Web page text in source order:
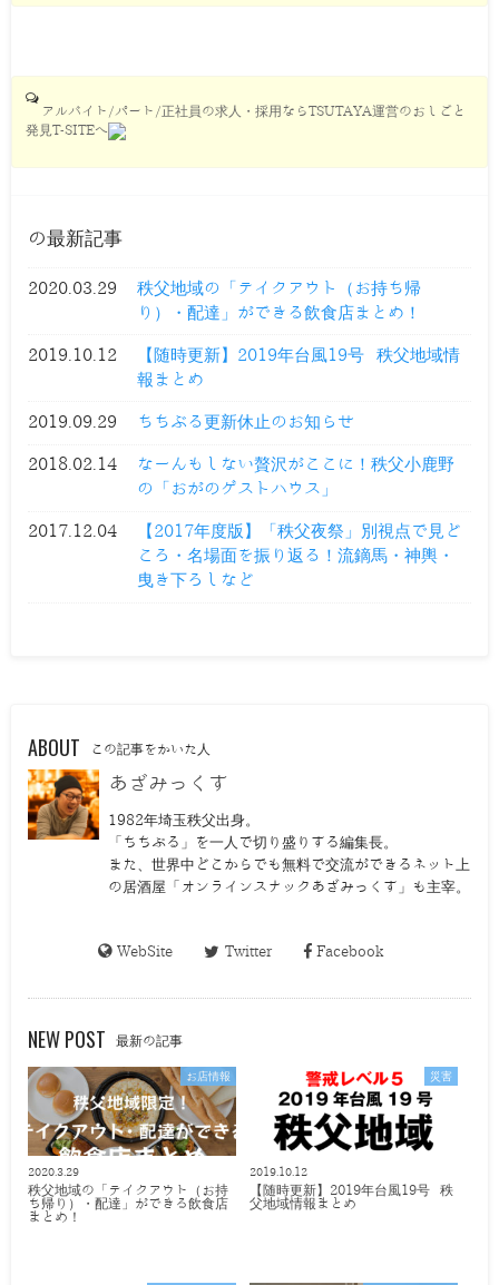
アルバイト/パート/正社員の求人・採用ならTSUTAYA運営のおしごと
発見T-SITEへ
の最新記事
2020.03.29
秩父地域の「テイクアウト（お持ち帰
り）・配達」ができる飲食店まとめ！
2019.10.12
【随時更新】2019年台風19号 秩父地域情
報まとめ
2019.09.29 ちちぶる更新休止のお知らせ
2018.02.14
なーんもしない贅沢がここに！秩父小鹿野
の「おがのゲストハウス」
2017.12.04
【2017年度版】「秩父夜祭」別視点で見ど
ころ・名場面を振り返る！流鏑馬・神輿・
曳き下ろしなど
ABOUT この記事をかいた人
あざみっくす
1982年埼玉秩父出身。
「ちちぶる」を一人で切り盛りする編集長。
また、世界中どこからでも無料で交流ができるネット上
の居酒屋「オンラインスナックあざみっくす」も主宰。
WebSite Twitter Facebook
NEW POST 最新の記事
お店情報
2020.3.29
秩父地域の「テイクアウト（お持
ち帰り）・配達」ができる飲食店
まとめ！
災害
2019.10.12
【随時更新】2019年台風19号 秩
父地域情報まとめ